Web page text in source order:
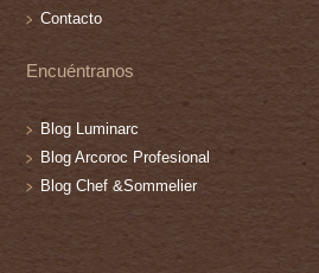
Contacto
Encuéntranos
Blog Luminarc
Blog Arcoroc Profesional
Blog Chef &Sommelier